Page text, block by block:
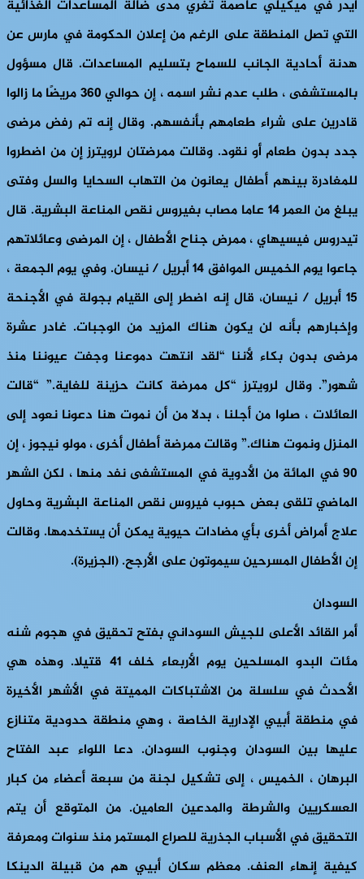
آيدر في ميكيلي عاصمة تغري مدى ضآلة المساعدات الغذائية
التي تصل المنطقة على الرغم من إعلان الحكومة في مارس عن
هدنة أحادية الجانب للسماح بتسليم المساعدات. قال مسؤول
بالمستشفى ، طلب عدم نشر اسمه ، إن حوالي 360 مريضًا ما زالوا
قادرين على شراء طعامهم بأنفسهم. وقال إنه تم رفض مرضى
جدد بدون طعام أو نقود. وقالت ممرضتان لرويترز إن من اضطروا
للمغادرة بينهم أطفال يعانون من التهاب السحايا والسل وفتى
يبلغ من العمر 14 عاما مصاب بفيروس نقص المناعة البشرية. قال
تيدروس فيسيهاي ، ممرض جناح الأطفال ، إن المرضى وعائلاتهم
جاعوا يوم الخميس الموافق 14 أبريل / نيسان. وفي يوم الجمعة ،
15 أبريل / نيسان، قال إنه اضطر إلى القيام بجولة في الأجنحة
وإخبارهم بأنه لن يكون هناك المزيد من الوجبات. غادر عشرة
مرضى بدون بكاء لأننا “لقد انتهت دموعنا وجفت عيوننا منذ
شهور”. وقال لرويترز “كل ممرضة كانت حزينة للغاية.” “قالت
العائلات ، صلوا من أجلنا ، بدلا من أن نموت هنا دعونا نعود إلى
المنزل ونموت هناك.” وقالت ممرضة أطفال أخرى ، مولو نيجوز ، إن
90 في المائة من الأدوية في المستشفى نفد منها ، لكن الشهر
الماضي تلقى بعض حبوب فيروس نقص المناعة البشرية وحاول
علاج أمراض أخرى بأي مضادات حيوية يمكن أن يستخدمها. وقالت
إن الأطفال المسرحين سيموتون على الأرجح. (الجزيرة).
السودان
أمر القائد الأعلى للجيش السوداني بفتح تحقيق في هجوم شنه
مئات البدو المسلحين يوم الأربعاء خلف 41 قتيلا. وهذه هي
الأحدث في سلسلة من الاشتباكات المميتة في الأشهر الأخيرة
في منطقة أبيي الإدارية الخاصة ، وهي منطقة حدودية متنازع
عليها بين السودان وجنوب السودان. دعا اللواء عبد الفتاح
البرهان ، الخميس ، إلى تشكيل لجنة من سبعة أعضاء من كبار
العسكريين والشرطة والمدعين العامين. من المتوقع أن يتم
التحقيق في الأسباب الجذرية للصراع المستمر منذ سنوات ومعرفة
كيفية إنهاء العنف. معظم سكان أبيي هم من قبيلة الدينكا